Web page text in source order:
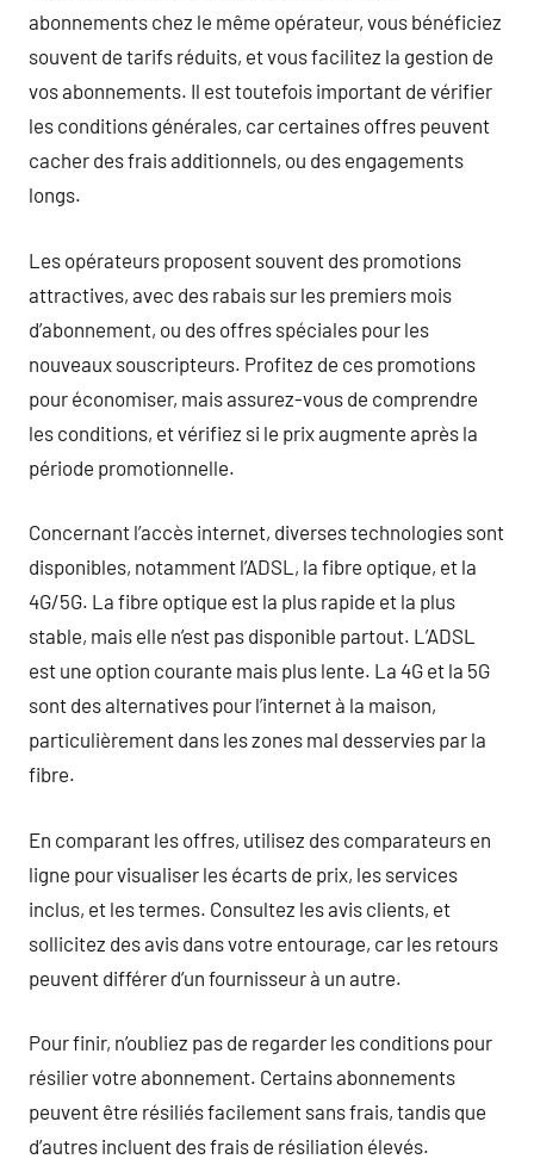
abonnements chez le même opérateur, vous bénéficiez
souvent de tarifs réduits, et vous facilitez la gestion de
vos abonnements. Il est toutefois important de vérifier
les conditions générales, car certaines offres peuvent
cacher des frais additionnels, ou des engagements
longs.
Les opérateurs proposent souvent des promotions
attractives, avec des rabais sur les premiers mois
d’abonnement, ou des offres spéciales pour les
nouveaux souscripteurs. Profitez de ces promotions
pour économiser, mais assurez-vous de comprendre
les conditions, et vérifiez si le prix augmente après la
période promotionnelle.
Concernant l’accès internet, diverses technologies sont
disponibles, notamment l’ADSL, la fibre optique, et la
4G/5G. La fibre optique est la plus rapide et la plus
stable, mais elle n’est pas disponible partout. L’ADSL
est une option courante mais plus lente. La 4G et la 5G
sont des alternatives pour l’internet à la maison,
particulièrement dans les zones mal desservies par la
fibre.
En comparant les offres, utilisez des comparateurs en
ligne pour visualiser les écarts de prix, les services
inclus, et les termes. Consultez les avis clients, et
sollicitez des avis dans votre entourage, car les retours
peuvent différer d’un fournisseur à un autre.
Pour finir, n’oubliez pas de regarder les conditions pour
résilier votre abonnement. Certains abonnements
peuvent être résiliés facilement sans frais, tandis que
d’autres incluent des frais de résiliation élevés.